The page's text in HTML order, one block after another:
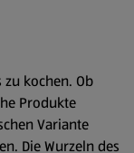
zu kochen. Ob
Produkte
Variante
Die Wurzeln des